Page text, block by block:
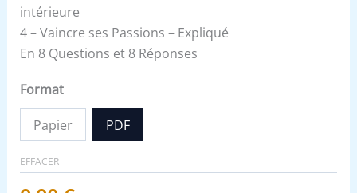
intérieure
4 – Vaincre ses Passions – Expliqué
En 8 Questions et 8 Réponses
Format
Papier PDF
EFFACER